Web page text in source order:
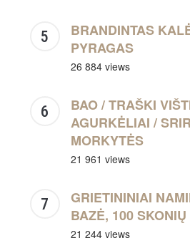
BRANDINTAS
PYRAGAS
26 884 views
BAO / TRAŠKI
AGURKĖLIAI /
MORKYTĖS
21 961 views
GRIETININIAI
BAZĖ, 100 SKONIŲ
21 244 views